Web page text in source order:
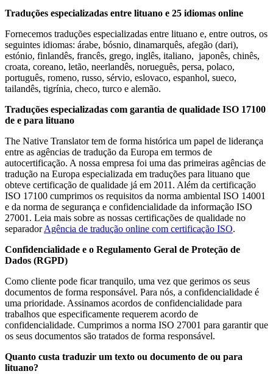
Traduções especializadas entre lituano e 25 idiomas online
Fornecemos traduções especializadas entre lituano e, entre outros, os
seguintes idiomas: árabe, bósnio, dinamarquês, afegão (dari),
estónio, finlandês, francês, grego, inglês, italiano, japonês, chinês,
croata, coreano, letão, neerlandês, norueguês, persa, polaco,
português, romeno, russo, sérvio, eslovaco, espanhol, sueco,
tailandês, tigrínia, checo, turco e alemão.
Traduções especializadas com garantia de qualidade ISO 17100
de e para lituano
The Native Translator tem de forma histórica um papel de liderança
entre as agências de tradução da Europa em termos de
autocertificação. A nossa empresa foi uma das primeiras agências de
tradução na Europa especializada em traduções para lituano que
obteve certificação de qualidade já em 2011. Além da certificação
ISO 17100 cumprimos os requisitos da norma ambiental ISO 14001
e da norma de segurança e confidencialidade da informação ISO
27001. Leia mais sobre as nossas certificações de qualidade no
separadorAgência de tradução online com certificação ISO.
Confidencialidade e o Regulamento Geral de Proteção de
Dados (RGPD)
Como cliente pode ficar tranquilo, uma vez que gerimos os seus
documentos de forma responsável. Para nós, a confidencialidade é
uma prioridade. Assinamos acordos de confidencialidade para
trabalhos que especificamente requerem acordo de
confidencialidade. Cumprimos a norma ISO 27001 para garantir que
os seus documentos são tratados de forma responsável.
Quanto custa traduzir um texto ou documento de ou para
lituano?